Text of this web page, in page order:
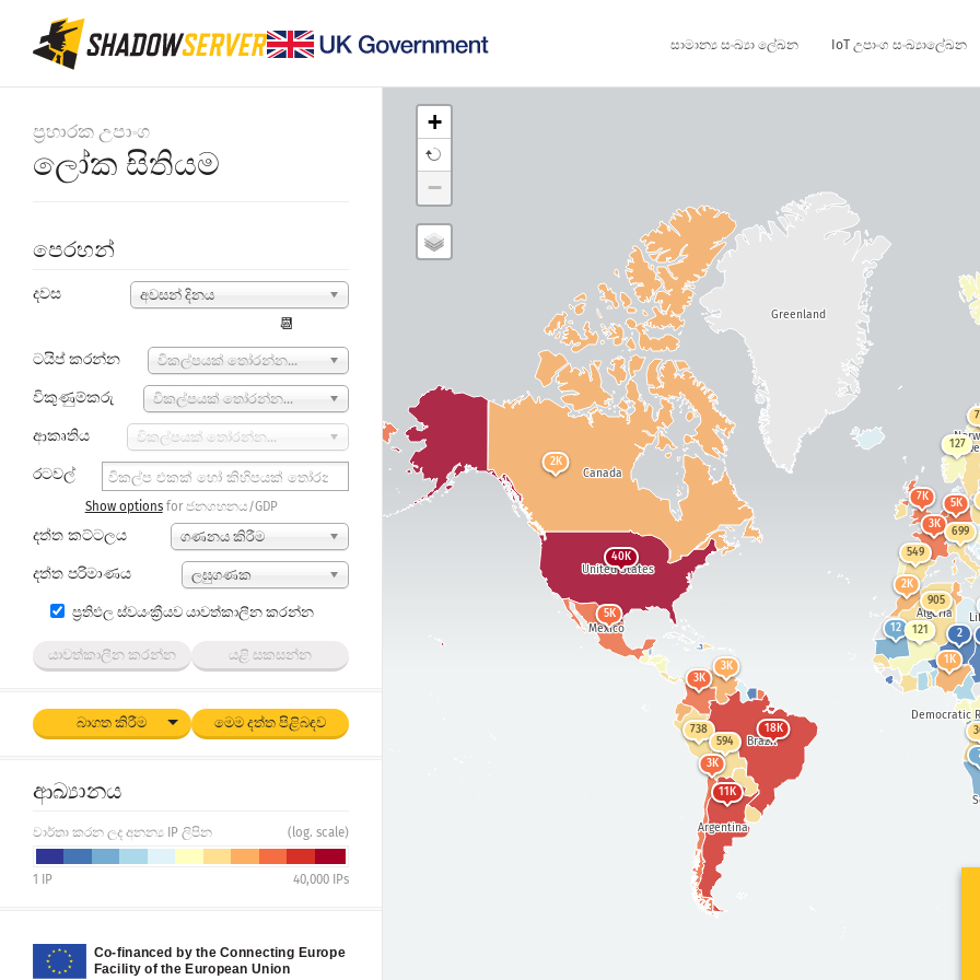
සාමාන්‍ය සංඛ්‍යා ලේඛන IoT උපාංග සංඛ්‍යාලේඛන
ප්‍රහාරක උපාංග
ලෝක සිතියම
පෙරහන්
දවස අවසන් දිනය
📆
ටයිප් කරන්න
විකල්පයක් තෝරන්න...
විකුණුම්කරු විකල්පයක් තෝරන්න...
ආකෘතිය විකල්පයක් තෝරන්න...
රටවල්
Show optionsfor ජනගහනය/GDP
දත්ත කට්ටලය ගණනය කිරීම
දත්ත පරිමාණය ලඝුගණක
ප්‍රතිඵල ස්වයංක්‍රීයව යාවත්කාලීන කරන්න
යාවත්කාලීන කරන්න යළි සකසන්න
බාගත කිරීම මෙම දත්ත පිළිබඳව
ආඛ්‍යානය
වාර්තා කරන ලද අනන්‍ය IP ලිපින (log. scale)
1 IP 40,000 IPs
Argentina
Democratic
Brazil
Algeria
United States
Canada
Mexico
Greenland
11K
594
18K
2K
3K
3K
5K
905
549
3K
699
2K
121
12
5K
2
1K
127
738
7K
40K
3K
+
−